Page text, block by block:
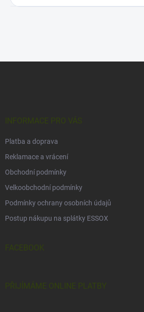
INFORMACE PRO VÁS
Platba a doprava
Reklamace a vrácení
Obchodní podmínky
Velkoobchodní podmínky
Podmínky ochrany osobních údajů
Postup nákupu na splátky ESSOX
FACEBOOK
PŘIJÍMÁME ONLINE PLATBY